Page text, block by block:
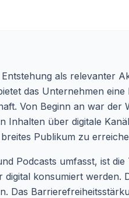
als relevanter
das Unternehmen
Von Beginn an war der
über digitale
Publikum zu
Podcasts umfasst, ist
konsumiert werden.